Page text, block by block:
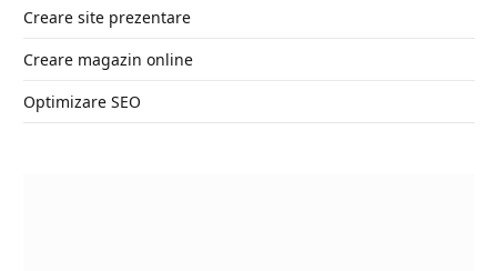
Creare site prezentare
Creare magazin online
Optimizare SEO